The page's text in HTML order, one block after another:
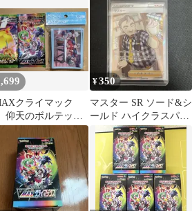
ポケモンカード ポケカ
クライマック
天のボルテッカ
¥350
マスター SR ソード&シ
ールド ハイクラスパッ
ク VMAXクライマック
ス キ…